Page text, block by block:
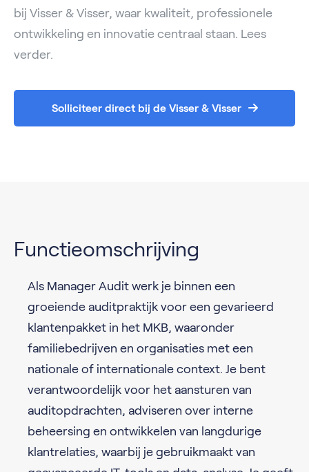
bij Visser & Visser, waar kwaliteit, professionele
ontwikkeling en innovatie centraal staan. Lees
verder.
Solliciteer direct bij de Visser & Visser
Functieomschrijving
Als Manager Audit werk je binnen een
groeiende auditpraktijk voor een gevarieerd
klantenpakket in het MKB, waaronder
familiebedrijven en organisaties met een
nationale of internationale context. Je bent
verantwoordelijk voor het aansturen van
auditopdrachten, adviseren over interne
beheersing en ontwikkelen van langdurige
klantrelaties, waarbij je gebruikmaakt van